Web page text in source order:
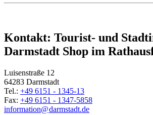
Kontakt: Tourist- und
Darmstadt Shop im
Luisenstraße 12
64283 Darmstadt
Tel.: +49 6151 - 1345-13
Fax: +49 6151 - 1347-5858
information@darmstadt.de